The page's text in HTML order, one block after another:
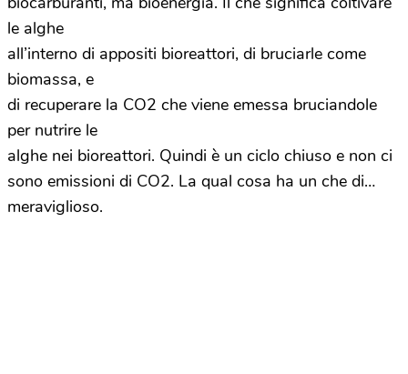
le alghe
all’interno di appositi bioreattori, di bruciarle come
biomassa, e
di recuperare la CO2 che viene emessa bruciandole
per nutrire le
alghe nei bioreattori. Quindi è un ciclo chiuso e non ci
sono emissioni di CO2. La qual cosa ha un che di…
meraviglioso.